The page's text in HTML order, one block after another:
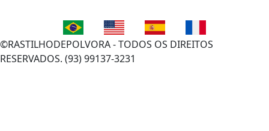
©RASTILHODEPOLVORA - TODOS OS DIREITOS
RESERVADOS. (93) 99137-3231